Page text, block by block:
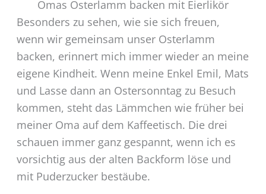
Omas Osterlamm backen mit Eierlikör
Besonders zu sehen, wie sie sich freuen,
wenn wir gemeinsam unser Osterlamm
backen, erinnert mich immer wieder an meine
eigene Kindheit. Wenn meine Enkel Emil, Mats
und Lasse dann an Ostersonntag zu Besuch
kommen, steht das Lämmchen wie früher bei
meiner Oma auf dem Kaffeetisch. Die drei
schauen immer ganz gespannt, wenn ich es
vorsichtig aus der alten Backform löse und
mit Puderzucker bestäube.